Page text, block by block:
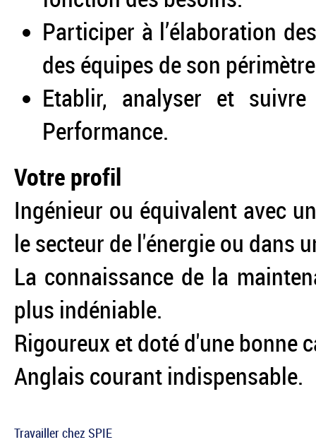
Participer à l’élaboration
des équipes de son
Etablir, analyser et
Performance.
Votre profil
Ingénieur ou équivalent avec
le secteur de l'énergie ou dans
La connaissance de la
plus indéniable.
Rigoureux et doté d'une bonne
Anglais courant indispensable.
Travailler chez SPIE